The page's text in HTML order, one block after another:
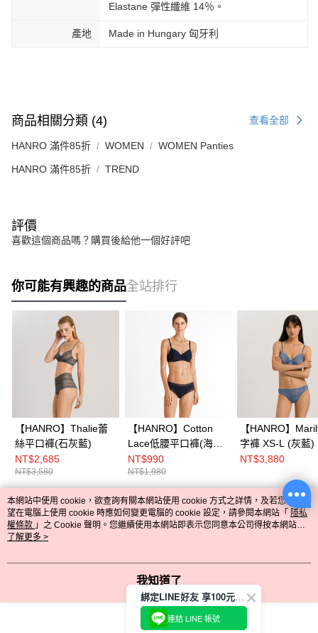
Elastane 彈性纖維 14％。
產地 Made in Hungary 匈牙利
商品相關分類 (4) 查看全部
HANRO 滿件85折 WOMEN WOMEN Panties
HANRO 滿件85折 TREND
評價
喜歡這個商品嗎？購買後給他一個好評吧
你可能有興趣的商品全站排行
【HANRO】Thalie蕾
絲平口褲(石灰藍)
NT$2,685
NT$3,580
【HANRO】Cotton
Lace低腰平口褲(海軍
藍)
NT$990
NT$1,980
【HANRO】
字褲 XS-L (灰藍)
NT$3,880
熱門標籤
本網站中使用 cookie，欲查詢有關本網站使用 cookie 方式之詳情，及若您不希
望在電腦上使用 cookie 時應如何變更電腦的 cookie 設定，請參閱本網站「 隱私
權條款 」之 Cookie 聲明。您繼續使用本網站即表示您同意本公司得按本網站使
用條款之 Cookie 聲明使用 cookie。
了解更多 >
我知道了
綁定LINE好友 享100元折價券
連結 LINE 帳號